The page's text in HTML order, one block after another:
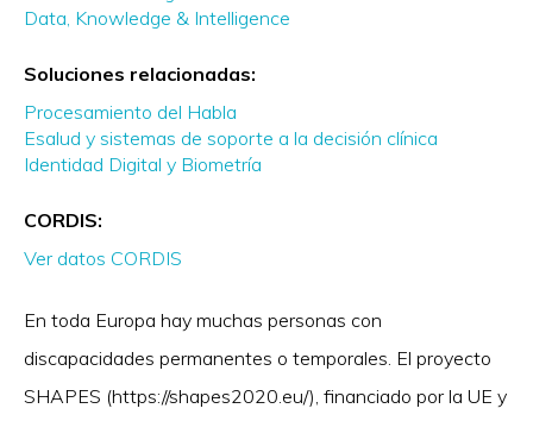
Data, Knowledge & Intelligence
Soluciones relacionadas:
Procesamiento del Habla
Esalud y sistemas de soporte a la decisión clínica
Identidad Digital y Biometría
CORDIS:
Ver datos CORDIS
En toda Europa hay muchas personas con
discapacidades permanentes o temporales. El proyecto
SHAPES (https://shapes2020.eu/), financiado por la UE y